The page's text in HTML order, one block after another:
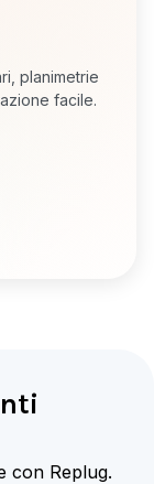
planimetrie
facile.
con Replug.